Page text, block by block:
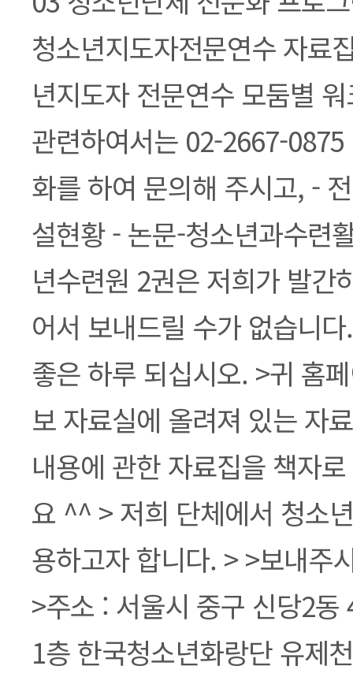
청소년지도자전문연수 자료
년지도자 전문연수 모둠별
관련하여서는 02-2667-
화를 하여 문의해 주시고, -
설현황 - 논문-청소년과수련
년수련원 2권은 저희가 발간
어서 보내드릴 수가 없습니
좋은 하루 되십시오. >귀 홈
보 자료실에 올려져 있는 자
내용에 관한 자료집을 책자
요 ^^ > 저희 단체에서 청소
용하고자 합니다. > >보내주
>주소 : 서울시 중구 신당2
1층 한국청소년화랑단 유제